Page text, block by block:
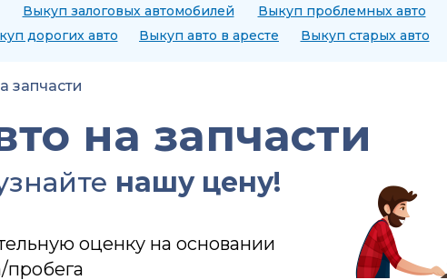
Выкуп залоговых автомобилей Выкуп проблемных авто
дорогих авто
Выкуп авто в аресте Выкуп старых авто
запчасти
на запчасти
нашу цену!
оценку на основании
пробега